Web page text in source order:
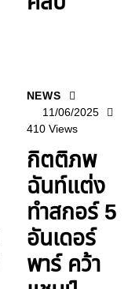
NEWS
11/06/2025
410 Views
กิตติภพ
ฉันท์แต่ง
ทำสกอร์ 5
อันเดอร์
พาร์ คว้า